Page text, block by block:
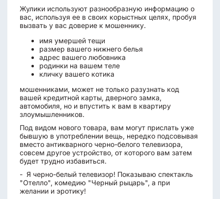
Жулики используют разнообразную информацию о
вас, используя ее в своих корыстных целях, пробуя
вызвать у вас доверие к мошеннику.
имя умершей тещи
размер вашего нижнего белья
адрес вашего любовника
родинки на вашем теле
кличку вашего котика
мошенниками, может не только разузнать код
вашей кредитной карты, дверного замка,
автомобиля, но и впустить к вам в квартиру
злоумышленников.
Под видом нового товара, вам могут прислать уже
бывшую в употреблении вещь, нередко подсовывая
вместо антикварного черно-белого телевизора,
совсем другое устройство, от которого вам затем
будет трудно избавиться.
- Я черно-белый телевизор! Показываю спектакль
"Отелло", комедию "Черный рыцарь", а при
желании и эротику!